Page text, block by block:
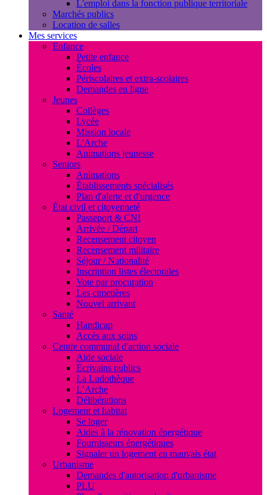
L'emploi dans la fonction publique territoriale
Marchés publics
Location de salles
Mes services
Enfance
Petite enfance
Écoles
Périscolaires et extra-scolaires
Demandes en ligne
Jeunes
Collèges
Lycée
Mission locale
L'Arche
Animations jeunesse
Seniors
Animations
Établissements spécialisés
Plan d'alerte et d'urgence
État civil et citoyenneté
Passeport & CNI
Arrivée / Départ
Recensement citoyen
Recensement militaire
Séjour / Nationalité
Inscription listes électorales
Vote par procuration
Les cimetières
Nouvel arrivant
Santé
Handicap
Accès aux soins
Centre communal d'action sociale
Aide sociale
Écrivains publics
La Ludothèque
L’Arche
Délibérations
Logement et habitat
Se loger
Aides à la rénovation énergétique
Fournisseurs énergétiques
Signaler un logement en mauvais état
Urbanisme
Demandes d'autorisation d'urbanisme
PLU